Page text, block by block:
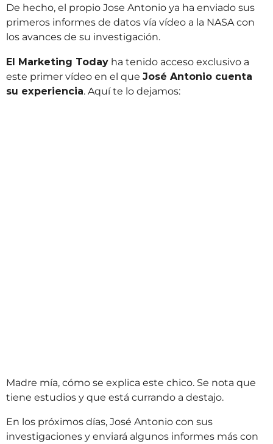
De hecho, el propio Jose Antonio ya ha enviado sus
primeros informes de datos vía vídeo a la NASA con
los avances de su investigación.
El Marketing Today ha tenido acceso exclusivo a
este primer vídeo en el que José Antonio cuenta
su experiencia. Aquí te lo dejamos:
Madre mía, cómo se explica este chico. Se nota que
tiene estudios y que está currando a destajo.
En los próximos días, José Antonio con sus
investigaciones y enviará algunos informes más con